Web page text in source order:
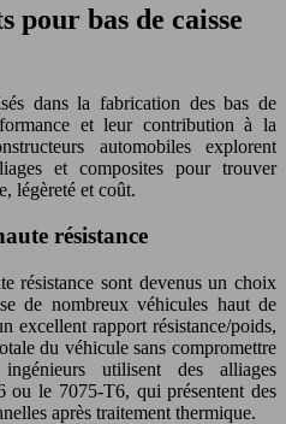
pour bas de caisse
dans la fabrication des bas de
et leur contribution à la
automobiles explorent
et composites pour trouver
légèreté et coût.
résistance
résistance sont devenus un choix
de nombreux véhicules haut de
excellent rapport résistance/poids,
du véhicule sans compromettre
utilisent des alliages
ou le 7075-T6, qui présentent des
après traitement thermique.